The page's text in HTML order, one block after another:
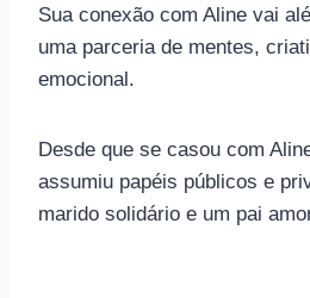
Sua conexão com Aline vai
uma parceria de mentes,
emocional.
Desde que se casou com
assumiu papéis públicos e
marido solidário e um pai